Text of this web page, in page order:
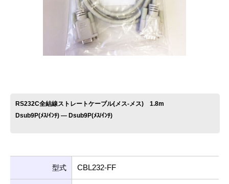
RS232C全結線ストレートケーブル(メス-メス) 1.8m
Dsub9P(ﾒｽ/ｲﾝﾁ) ― Dsub9P(ﾒｽ/ｲﾝﾁ)
型式 CBL232-FF